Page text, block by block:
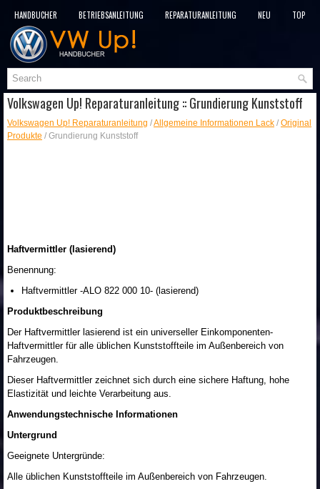
HANDBÜCHER BETRIEBSANLEITUNG REPARATURANLEITUNG NEU
TOP
SITEMAP
Volkswagen Up! Reparaturanleitung :: Grundierung Kunststoff
Volkswagen Up! Reparaturanleitung /Allgemeine Informationen Lack / Original
Produkte / Grundierung Kunststoff
Haftvermittler (lasierend)
Benennung:
Haftvermittler -ALO 822 000 10- (lasierend)
Produktbeschreibung
Der Haftvermittler lasierend ist ein universeller Einkomponenten-
Haftvermittler für alle üblichen Kunststoffteile im Außenbereich von
Fahrzeugen.
Dieser Haftvermittler zeichnet sich durch eine sichere Haftung, hohe
Elastizität und leichte Verarbeitung aus.
Anwendungstechnische Informationen
Untergrund
Geeignete Untergründe:
Alle üblichen Kunststoffteile im Außenbereich von Fahrzeugen.